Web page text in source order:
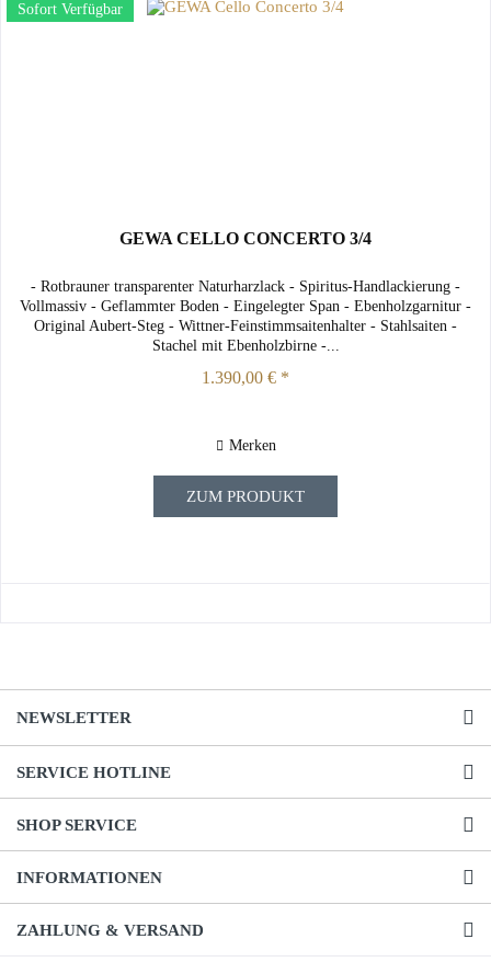
Sofort Verfügbar
GEWA CELLO CONCERTO 3/4
- Rotbrauner transparenter Naturharzlack - Spiritus-Handlackierung -
Vollmassiv - Geflammter Boden - Eingelegter Span - Ebenholzgarnitur -
Original Aubert-Steg - Wittner-Feinstimmsaitenhalter - Stahlsaiten -
Stachel mit Ebenholzbirne -...
1.390,00 € *
Merken
ZUM PRODUKT
NEWSLETTER
SERVICE HOTLINE
SHOP SERVICE
INFORMATIONEN
ZAHLUNG & VERSAND